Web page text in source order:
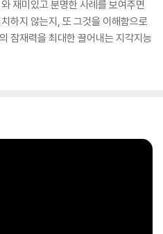
재미있고 분명한 사례를 보여주면
하지 않는지, 또 그것을 이해함으로
잠재력을 최대한 끌어내는 지각지능